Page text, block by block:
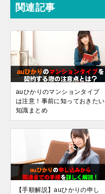
関連記事
auひかりのマンションタイプ
は注意！事前に知っておきたい
知識まとめ
【手順解説】auひかりの申し